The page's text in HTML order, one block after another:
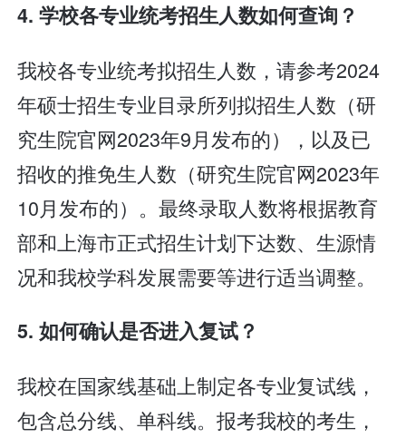
4. 学校各专业统考招生人数如何查询？
我校各专业统考拟招生人数，请参考2024
年硕士招生专业目录所列拟招生人数（研
究生院官网2023年9月发布的），以及已
招收的推免生人数（研究生院官网2023年
10月发布的）。最终录取人数将根据教育
部和上海市正式招生计划下达数、生源情
况和我校学科发展需要等进行适当调整。
5. 如何确认是否进入复试？
我校在国家线基础上制定各专业复试线，
包含总分线、单科线。报考我校的考生，